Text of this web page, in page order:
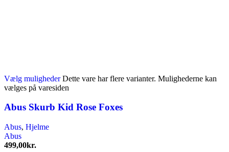
Vælg muligheder Dette vare har flere varianter. Mulighederne kan
vælges på varesiden
Abus Skurb Kid Rose Foxes
Abus, Hjelme
Abus
499,00kr.